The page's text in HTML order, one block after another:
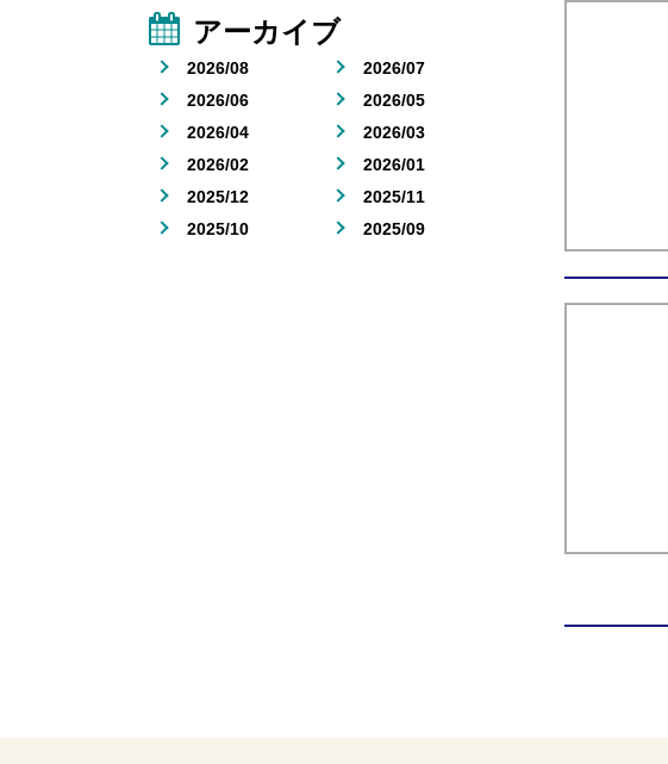
アーカイブ
2026/08
2026/07
2026/06
2026/05
2026/04
2026/03
2026/02
2026/01
2025/12
2025/11
2025/10
2025/09